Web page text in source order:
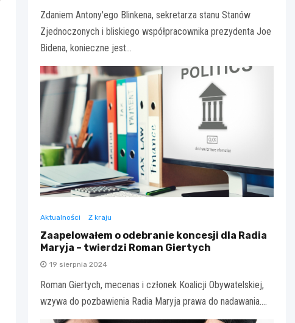
Zdaniem Antony'ego Blinkena, sekretarza stanu Stanów
Zjednoczonych i bliskiego współpracownika prezydenta Joe
Bidena, konieczne jest…
Aktualności Z kraju
Zaapelowałem o odebranie koncesji dla Radia
Maryja – twierdzi Roman Giertych
19 sierpnia 2024
Roman Giertych, mecenas i członek Koalicji Obywatelskiej,
wzywa do pozbawienia Radia Maryja prawa do nadawania.…